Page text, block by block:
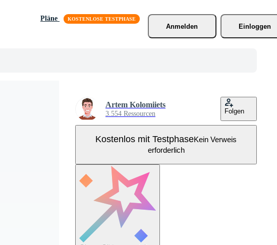
Pläne
Anmelden
Einloggen
Artem Kolomiiets
3.554 Ressourcen Folgen
Kostenlos mit TestphaseKein Verweis
erforderlich